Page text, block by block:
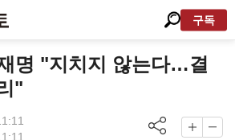
구독
명 "지치지 않는다…결
"